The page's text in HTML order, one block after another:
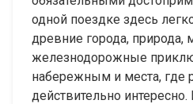
одной поездке здесь
древние города, природа,
железнодорожные
набережным и места, где
действительно